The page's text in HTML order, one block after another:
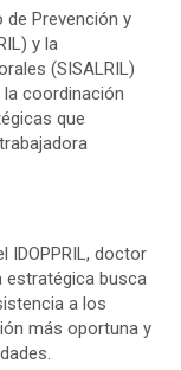
de Prevención y
y la
(SISALRIL)
coordinación
que
IDOPPRIL, doctor
estratégica busca
a los
más oportuna y